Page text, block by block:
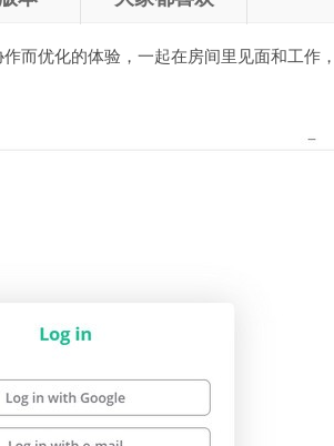
而优化的体验，一起在房间里见面和工作